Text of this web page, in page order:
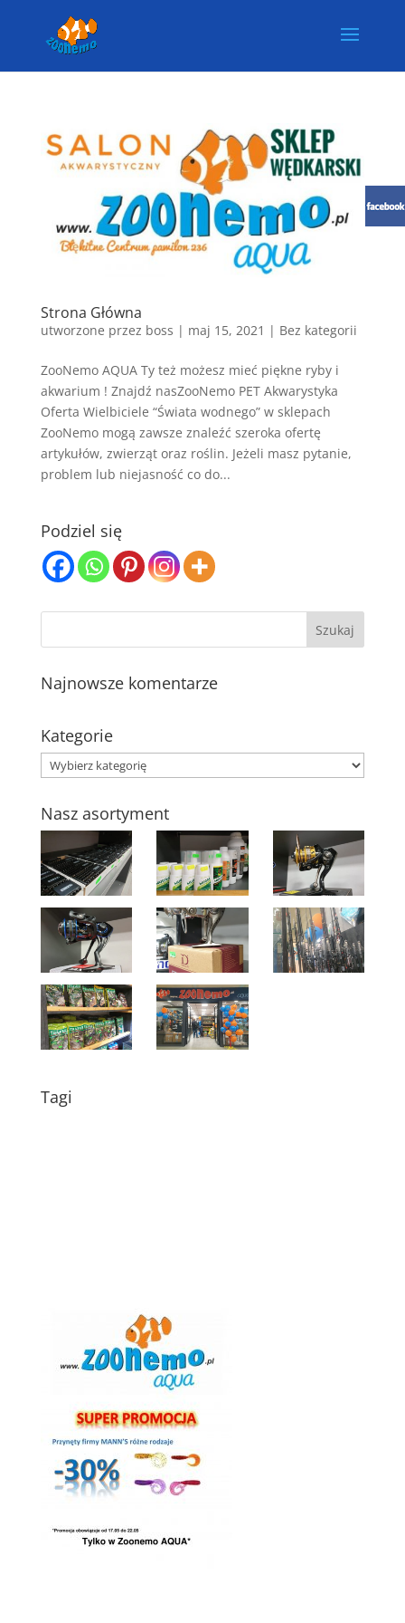
Strona Główna
utworzone przez boss | maj 15, 2021 | Bez kategorii
ZooNemo AQUA Ty też możesz mieć piękne ryby i
akwarium ! Znajdź nasZooNemo PET Akwarystyka
Oferta Wielbiciele “Świata wodnego” w sklepach
ZooNemo mogą zawsze znaleźć szeroka ofertę
artykułów, zwierząt oraz roślin. Jeżeli masz pytanie,
problem lub niejasność co do...
Podziel się
Najnowsze komentarze
Kategorie
Kategorie
Nasz asortyment
Tagi